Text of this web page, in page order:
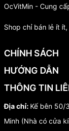
OcVitMin - Cung
Shop chỉ bán lẻ ít
CHÍNH SÁCH
HƯỚNG DẪN
THÔNG TIN
Địa chỉ: Kế bên 50/
Minh (Nhà có cửa